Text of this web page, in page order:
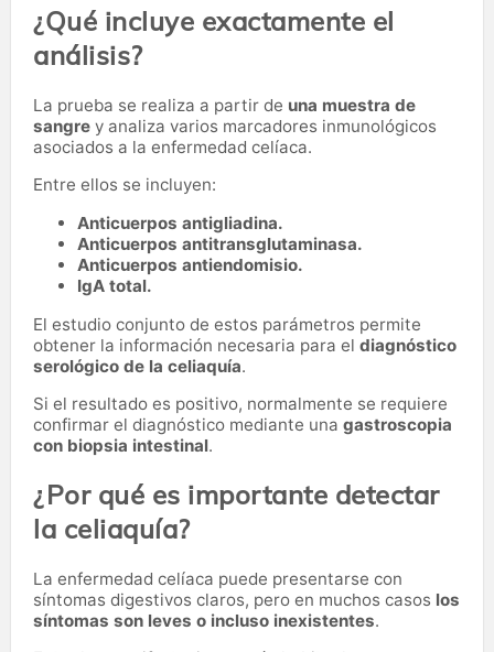
¿Qué incluye exactamente el
análisis?
La prueba se realiza a partir de una muestra de
sangre y analiza varios marcadores inmunológicos
asociados a la enfermedad celíaca.
Entre ellos se incluyen:
Anticuerpos antigliadina.
Anticuerpos antitransglutaminasa.
Anticuerpos antiendomisio.
IgA total.
El estudio conjunto de estos parámetros permite
obtener la información necesaria para el diagnóstico
serológico de la celiaquía.
Si el resultado es positivo, normalmente se requiere
confirmar el diagnóstico mediante una gastroscopia
con biopsia intestinal.
¿Por qué es importante detectar
la celiaquía?
La enfermedad celíaca puede presentarse con
síntomas digestivos claros, pero en muchos casos los
síntomas son leves o incluso inexistentes.